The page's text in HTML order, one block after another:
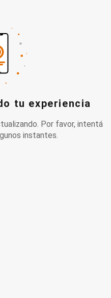
tu experiencia
Por favor, intentá
instantes.